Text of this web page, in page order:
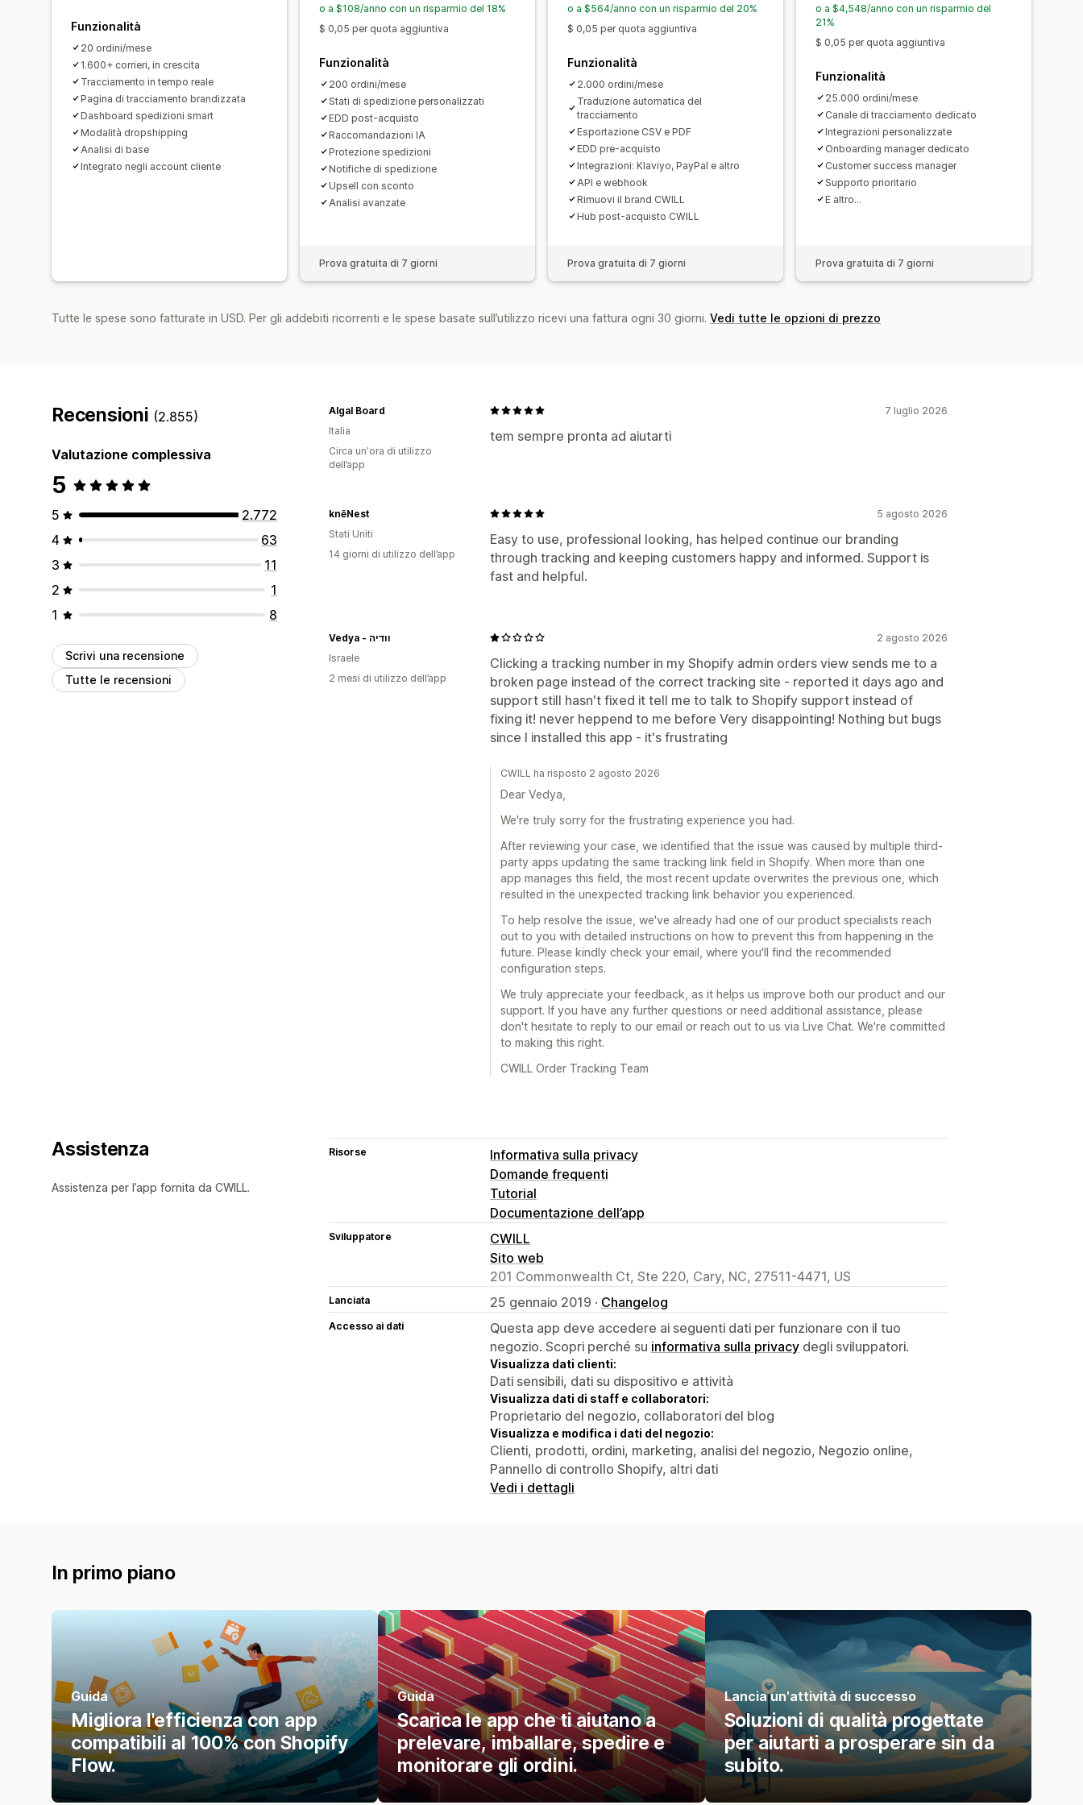
Funzionalità
20 ordini/mese
1.600+ corrieri, in crescita
Tracciamento in tempo reale
Pagina di tracciamento brandizzata
Dashboard spedizioni smart
Modalità dropshipping
Analisi di base
Integrato negli account cliente
o a $108/anno con un risparmio del 18%
$ 0,05 per quota aggiuntiva
Funzionalità
200 ordini/mese
Stati di spedizione personalizzati
EDD post-acquisto
Raccomandazioni IA
Protezione spedizioni
Notifiche di spedizione
Upsell con sconto
Analisi avanzate
Prova gratuita di 7 giorni
o a $564/anno con un risparmio del 20%
$ 0,05 per quota aggiuntiva
Funzionalità
2.000 ordini/mese
Traduzione automatica del
tracciamento
Esportazione CSV e PDF
EDD pre-acquisto
Integrazioni: Klaviyo, PayPal e altro
API e webhook
Rimuovi il brand CWILL
Hub post-acquisto CWILL
Prova gratuita di 7 giorni
o a $4,548/anno con un risparmio del
21%
$ 0,05 per quota aggiuntiva
Funzionalità
25.000 ordini/mese
Canale di tracciamento dedicato
Integrazioni personalizzate
Onboarding manager dedicato
Customer success manager
Supporto prioritario
E altro…
Prova gratuita di 7 giorni
Tutte le spese sono fatturate in USD. Per gli addebiti ricorrenti e le spese basate sull’utilizzo ricevi una fattura ogni 30 giorni. Vedi tutte le opzioni di prezzo
Recensioni (2.855)
Valutazione complessiva
5
5
2.772
4
63
3
11
2
1
1
8
Scrivi una recensione
Tutte le recensioni
7 luglio 2026
tem sempre pronta ad aiutarti
Algal Board
Italia
Circa un'ora di utilizzo
dell’app
5 agosto 2026
Easy to use, professional looking, has helped continue our branding
through tracking and keeping customers happy and informed. Support is
fast and helpful.
knēNest
Stati Uniti
14 giorni di utilizzo dell’app
2 agosto 2026
Clicking a tracking number in my Shopify admin orders view sends me to a
broken page instead of the correct tracking site - reported it days ago and
support still hasn't fixed it tell me to talk to Shopify support instead of
fixing it! never heppend to me before Very disappointing! Nothing but bugs
since I installed this app - it's frustrating
Vedya - וודיה
Israele
2 mesi di utilizzo dell’app
CWILL ha risposto 2 agosto 2026
Dear Vedya,
We're truly sorry for the frustrating experience you had.
After reviewing your case, we identified that the issue was caused by multiple third-
party apps updating the same tracking link field in Shopify. When more than one
app manages this field, the most recent update overwrites the previous one, which
resulted in the unexpected tracking link behavior you experienced.
To help resolve the issue, we've already had one of our product specialists reach
out to you with detailed instructions on how to prevent this from happening in the
future. Please kindly check your email, where you'll find the recommended
configuration steps.
We truly appreciate your feedback, as it helps us improve both our product and our
support. If you have any further questions or need additional assistance, please
don't hesitate to reply to our email or reach out to us via Live Chat. We're committed
to making this right.
CWILL Order Tracking Team
Assistenza
Assistenza per l’app fornita da CWILL.
Risorse
Informativa sulla privacy
Domande frequenti
Tutorial
Documentazione dell’app
Sviluppatore
CWILL
Sito web
201 Commonwealth Ct, Ste 220, Cary, NC, 27511-4471, US
Lanciata 25 gennaio 2019 · Changelog
Accesso ai dati
Questa app deve accedere ai seguenti dati per funzionare con il tuo
negozio. Scopri perché su informativa sulla privacy degli sviluppatori.
Visualizza dati clienti:
Dati sensibili, dati su dispositivo e attività
Visualizza dati di staff e collaboratori:
Proprietario del negozio, collaboratori del blog
Visualizza e modifica i dati del negozio:
Clienti, prodotti, ordini, marketing, analisi del negozio, Negozio online,
Pannello di controllo Shopify, altri dati
Vedi i dettagli
In primo piano
Guida
Migliora l'efficienza con app
compatibili al 100% con Shopify
Flow.
Guida
Scarica le app che ti aiutano a
prelevare, imballare, spedire e
monitorare gli ordini.
Lancia un'attività di successo
Soluzioni di qualità progettate
per aiutarti a prosperare sin da
subito.